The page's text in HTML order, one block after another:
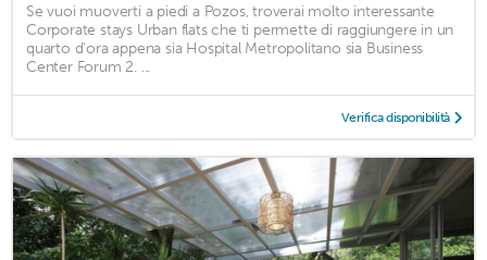
Se vuoi muoverti a piedi a Pozos, troverai molto interessante
Corporate stays Urban flats che ti permette di raggiungere in un
quarto d'ora appena sia Hospital Metropolitano sia Business
Center Forum 2. ...
Verifica disponibilità